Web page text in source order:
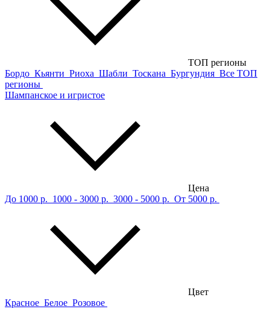
ТОП регионы
Бордо Кьянти Риоха Шабли Тоскана Бургундия Все ТОП
регионы
Шампанское и игристое
Цена
До 1000 р. 1000 - 3000 р. 3000 - 5000 р. От 5000 р.
Цвет
Красное Белое Розовое